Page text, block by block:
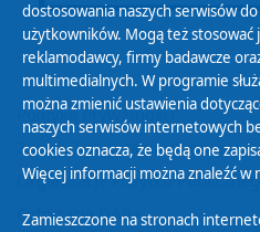
Polityka Prywatności
Zasady korzystania z Serwisu
Organizacje Pożytku
Cyfryzacja DAB+
dostosowania naszych serwisów
użytkowników. Mogą też stosować
reklamodawcy, firmy badawcze
multimedialnych. W programie
można zmienić ustawienia
naszych serwisów internetowych
cookies oznacza, że będą one
Więcej informacji można znaleźć w
Zamieszczone na stronach